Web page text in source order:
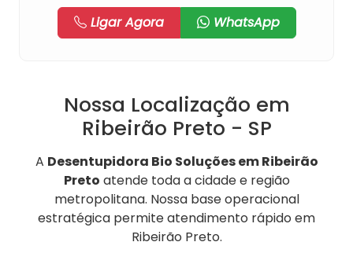
Ligar Agora
WhatsApp
Nossa Localização em
Ribeirão Preto - SP
A Desentupidora Bio Soluções em Ribeirão
Preto atende toda a cidade e região
metropolitana. Nossa base operacional
estratégica permite atendimento rápido em
Ribeirão Preto.